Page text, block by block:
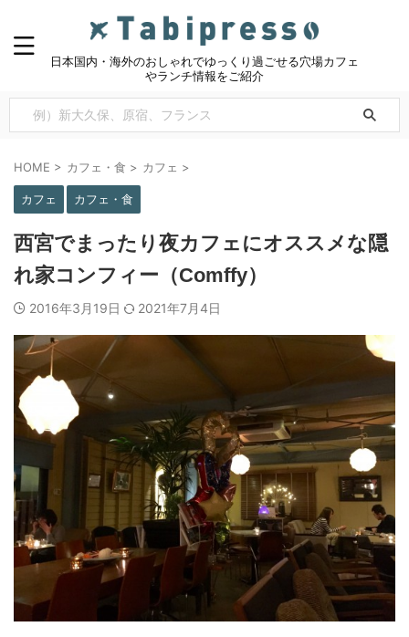
日本国内・海外のおしゃれでゆっくり過ごせる穴場カフェ
やランチ情報をご紹介
HOME > カフェ・食 > カフェ >
カフェ カフェ・食
西宮でまったり夜カフェにオススメな隠
れ家コンフィー（Comffy）
2016年3月19日 2021年7月4日